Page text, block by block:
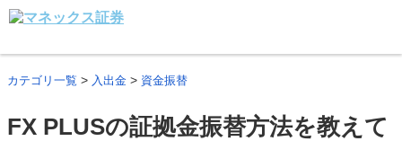
カテゴリ一覧 > 入出金 > 資金振替
FX PLUSの証拠金振替方法を教えて